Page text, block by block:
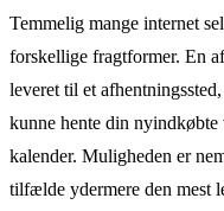
Temmelig mange internet
forskellige fragtformer. En
leveret til et
kunne hente din
kalender. Muligheden er
tilfælde ydermere den mest